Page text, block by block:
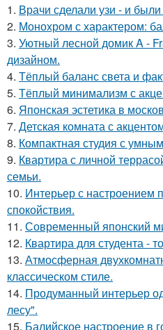
1. Врачи сделали узи - и
2. Монохром с характером:
3. Уютный лесной домик A -
дизайном.
4. Тёплый баланс света и
5. Тёплый минимализм с
6. Японская эстетика в
7. Детская комната с
8. Компактная студия с
9. Квартира с личной
семьи.
10. Интерьер с настроением
спокойствия.
11. Современный японский
12. Квартира для студента -
13. Атмосферная
классическом стиле.
14. Продуманный интерьер
лесу".
15. Балийское настроение в